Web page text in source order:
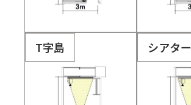
T字島 シアター